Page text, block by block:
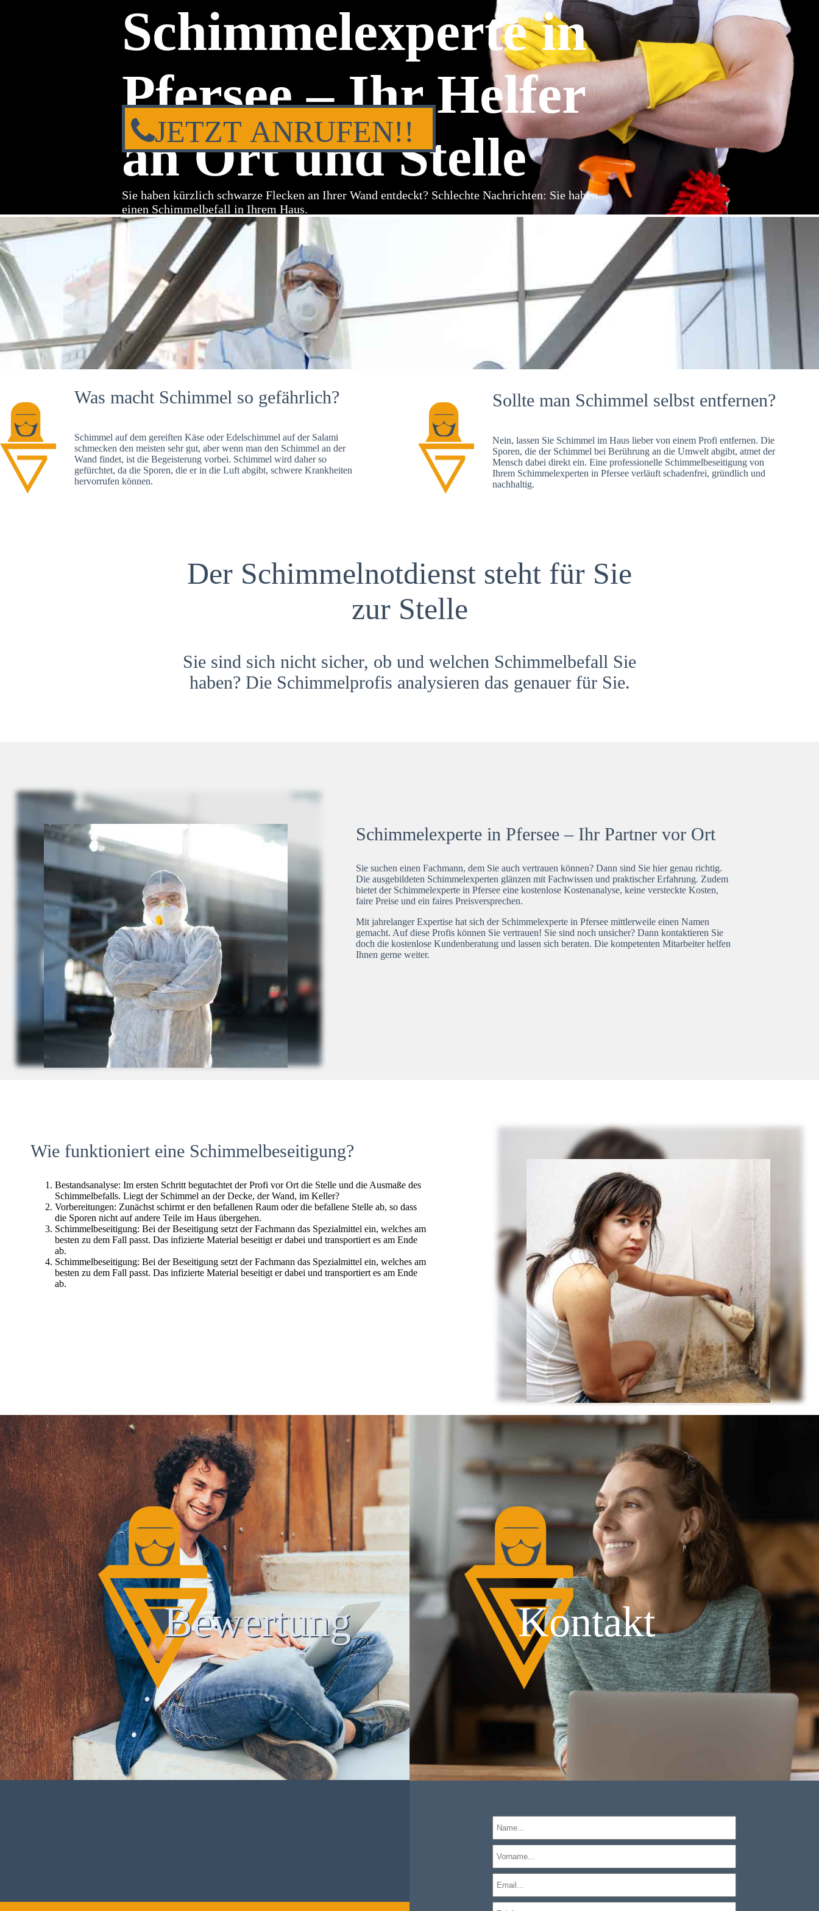
Schimmelexperte in
Pfersee – Ihr Helfer
an Ort und Stelle
Sie haben kürzlich schwarze Flecken an Ihrer Wand entdeckt? Schlechte Nachrichten: Sie haben
einen Schimmelbefall in Ihrem Haus.
JETZT ANRUFEN!!
Was macht Schimmel so gefährlich?
Schimmel auf dem gereiften Käse oder Edelschimmel auf der Salami
schmecken den meisten sehr gut, aber wenn man den Schimmel an der
Wand findet, ist die Begeisterung vorbei. Schimmel wird daher so
gefürchtet, da die Sporen, die er in die Luft abgibt, schwere Krankheiten
hervorrufen können.
Sollte man Schimmel selbst entfernen?
Nein, lassen Sie Schimmel im Haus lieber von einem Profi entfernen. Die
Sporen, die der Schimmel bei Berührung an die Umwelt abgibt, atmet der
Mensch dabei direkt ein. Eine professionelle Schimmelbeseitigung von
Ihrem Schimmelexperten in Pfersee verläuft schadenfrei, gründlich und
nachhaltig.
Der Schimmelnotdienst steht für Sie
zur Stelle
Sie sind sich nicht sicher, ob und welchen Schimmelbefall Sie
haben? Die Schimmelprofis analysieren das genauer für Sie.
Schimmelexperte in Pfersee – Ihr Partner vor Ort
Sie suchen einen Fachmann, dem Sie auch vertrauen können? Dann sind Sie hier genau richtig.
Die ausgebildeten Schimmelexperten glänzen mit Fachwissen und praktischer Erfahrung. Zudem
bietet der Schimmelexperte in Pfersee eine kostenlose Kostenanalyse, keine versteckte Kosten,
faire Preise und ein faires Preisversprechen.
Mit jahrelanger Expertise hat sich der Schimmelexperte in Pfersee mittlerweile einen Namen
gemacht. Auf diese Profis können Sie vertrauen! Sie sind noch unsicher? Dann kontaktieren Sie
doch die kostenlose Kundenberatung und lassen sich beraten. Die kompetenten Mitarbeiter helfen
Ihnen gerne weiter.
Wie funktioniert eine Schimmelbeseitigung?
Bestandsanalyse: Im ersten Schritt begutachtet der Profi vor Ort die Stelle und die Ausmaße des
Schimmelbefalls. Liegt der Schimmel an der Decke, der Wand, im Keller?
Vorbereitungen: Zunächst schirmt er den befallenen Raum oder die befallene Stelle ab, so dass
die Sporen nicht auf andere Teile im Haus übergehen.
Schimmelbeseitigung: Bei der Beseitigung setzt der Fachmann das Spezialmittel ein, welches am
besten zu dem Fall passt. Das infizierte Material beseitigt er dabei und transportiert es am Ende
ab.
Schimmelbeseitigung: Bei der Beseitigung setzt der Fachmann das Spezialmittel ein, welches am
besten zu dem Fall passt. Das infizierte Material beseitigt er dabei und transportiert es am Ende
ab.
Bewertung Kontakt